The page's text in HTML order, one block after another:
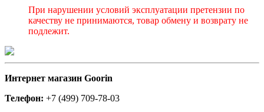
При нарушении условий эксплуатации претензии по
качеству не принимаются, товар обмену и возврату не
подлежит.
Интернет магазин Goorin
Телефон: +7 (499) 709-78-03